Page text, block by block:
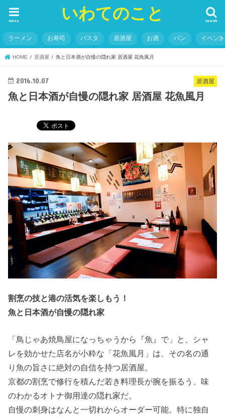
いわてのこと search
menu
ラーメン お寿司 パスタ 居酒屋 お酒 パン イベント
HOME 居酒屋 魚と日本酒が自慢の隠れ家 居酒屋 花魚風月
居酒屋
2016.10.07
魚と日本酒が自慢の隠れ家 居酒屋 花魚風月
割烹の技と港の活気を楽しもう！
魚と日本酒が自慢の隠れ家
「鳥じゃあ焼鳥屋になっちゃうから『魚』で」と、シャ
レを効かせた店名が小粋な「花魚風月」は、その名の通
り魚の旨さに絶対の自信を持つ居酒屋。
京都の割烹で修行を積んだ若き料理長が腕を振るう、味
のわかるオトナ御用達の隠れ家だ。
自慢の刺身はなんと一切れからオーダー可能。特に独自